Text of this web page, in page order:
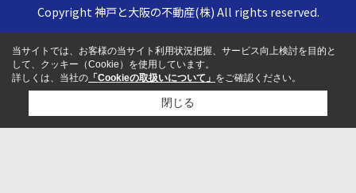
Copyright 神戸と大阪の不動産(株) All rights reserved.
当サイトでは、お客様の当サイト利用状況把握、サービス向上検討を目的と
して、クッキー（Cookie）を使用しています。
詳しくは、当社の 「Cookieの取扱いについて」 をご確認ください。
閉じる